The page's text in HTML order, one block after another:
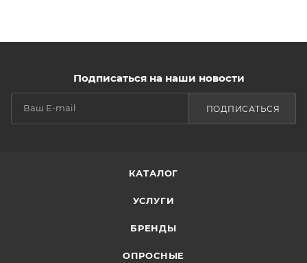
Подписаться на наши новости
ПОДПИСАТЬСЯ
КАТАЛОГ
УСЛУГИ
БРЕНДЫ
ОПРОСНЫЕ